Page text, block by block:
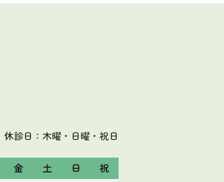
休診日：木曜・日曜・祝日
金 土 日
祝